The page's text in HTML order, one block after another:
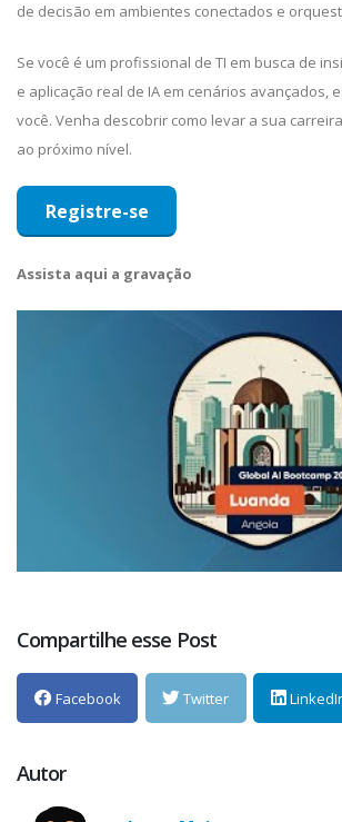
de decisão em ambientes conectados e
Se você é um profissional de TI em busca de
e aplicação real de IA em cenários avançados,
você. Venha descobrir como levar a sua
ao próximo nível.
Registre-se
Assista aqui a gravação
Compartilhe esse Post
Facebook Twitter
Autor